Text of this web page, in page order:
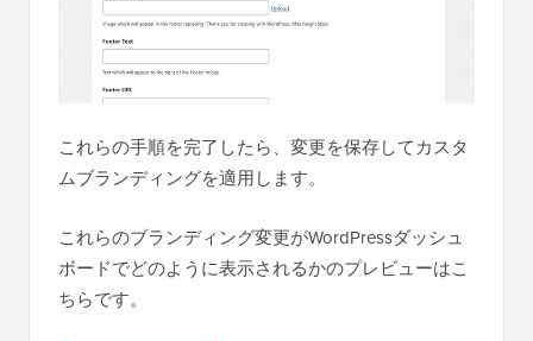
これらの手順を完了したら、変更を保存してカスタ
ムブランディングを適用します。
これらのブランディング変更がWordPressダッシュ
ボードでどのように表示されるかのプレビューはこ
ちらです。